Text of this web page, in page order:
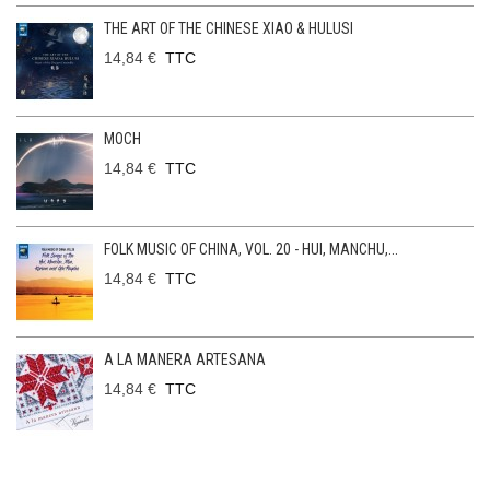
THE ART OF THE CHINESE XIAO & HULUSI
14,84 € TTC
MOCH
14,84 € TTC
FOLK MUSIC OF CHINA, VOL. 20 - HUI, MANCHU,...
14,84 € TTC
A LA MANERA ARTESANA
14,84 € TTC